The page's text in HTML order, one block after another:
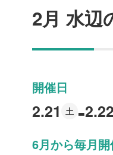
2月 水辺
開催日
2.21 土 -
6月から毎月